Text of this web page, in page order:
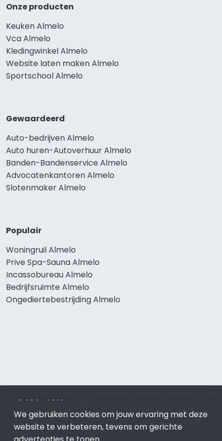
Onze producten
Keuken Almelo
Vca Almelo
Kledingwinkel Almelo
Website laten maken Almelo
Sportschool Almelo
Gewaardeerd
Auto-bedrijven Almelo
Auto huren-Autoverhuur Almelo
Banden-Bandenservice Almelo
Advocatenkantoren Almelo
Slotenmaker Almelo
Populair
Woningruil Almelo
Prive Spa-Sauna Almelo
Incassobureau Almelo
Bedrijfsruimte Almelo
Ongediertebestrijding Almelo
© 2019 - 2026 Realisatie en SEO door SEO-bureau
Lion
Internet. Betaal alleen voor bewezen resultaten?SEO
optimalisatie No Cure No Pay.Almelois onderdeel van Lion
Internet.
We gebruiken cookies om jouw ervaring met deze
website te verbeteren, tevens om gerichte